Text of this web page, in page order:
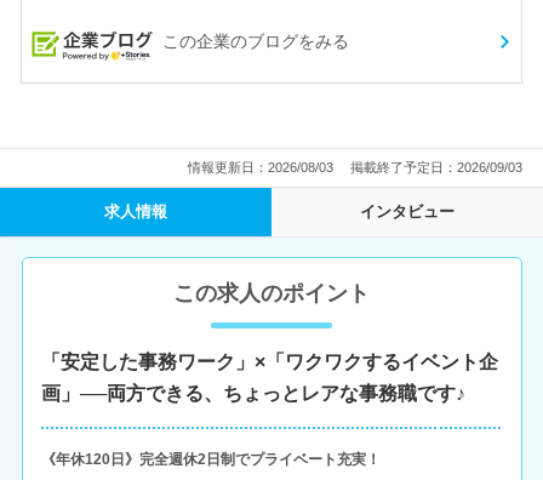
この企業のブログをみる
情報更新日：2026/08/03 掲載終了予定日：2026/09/03
求人情報 インタビュー
この求人のポイント
「安定した事務ワーク」×「ワクワクするイベント企
画」──両方できる、ちょっとレアな事務職です♪
《年休120日》完全週休2日制でプライベート充実！